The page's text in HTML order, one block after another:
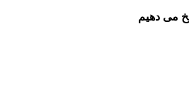
می دهیم